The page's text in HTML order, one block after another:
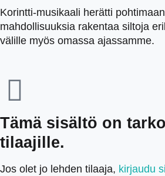
Korintti-musikaali herätti
mahdollisuuksia rakentaa siltoja
välille myös omassa ajassamme.
Tämä sisältö on
tilaajille.
Jos olet jo lehden tilaaja, kirjaudu